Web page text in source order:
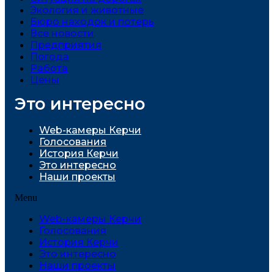
Экология и животные
Бюро находок и потерь
Все новости
Предприятия
Погода
Работа
Цены
Это интересно
Web-камеры Керчи
Голосования
История Керчи
Это интересно
Наши проекты
Menu
Web-камеры Керчи
Голосования
История Керчи
Это интересно
Наши проекты